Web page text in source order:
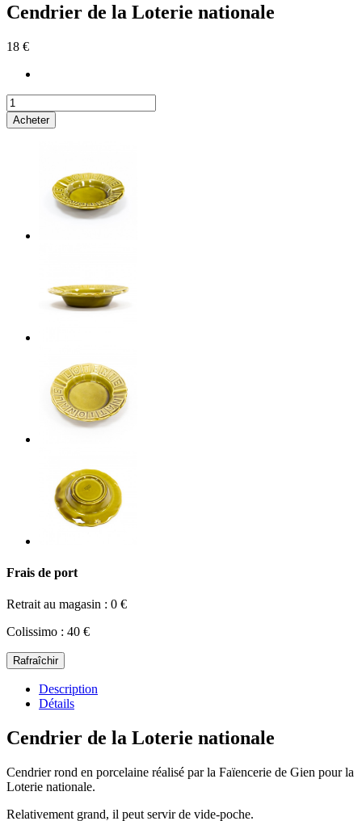
Cendrier de la Loterie nationale
18 €
Acheter
Frais de port
Retrait au magasin : 0 €
Colissimo : 40 €
Description
Détails
Cendrier de la Loterie nationale
Cendrier rond en porcelaine réalisé par la Faïencerie de Gien pour la
Loterie nationale.
Relativement grand, il peut servir de vide-poche.